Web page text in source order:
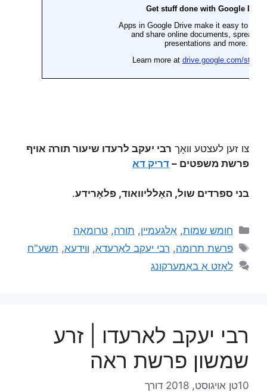
צו זען לעצטע וואָך רבי יעקב לרעדו שיעור תורה אויף
פרשת משפטים – דריק דא
בני ספרדים שול, האָלליוואוד, פלאָרידע.
חומש שמות,אַלגעמיין, תורה,טרומאַה
פרשת תרומה, רבי יעקב לאַרעדאָ, ווידעא, תשע"ח
לאָזט אַ באַמערקונג
רבי יעקב לארעדו | זרע
שמשון פרשת ראה
10טן אויגוסט, 2018
דורך